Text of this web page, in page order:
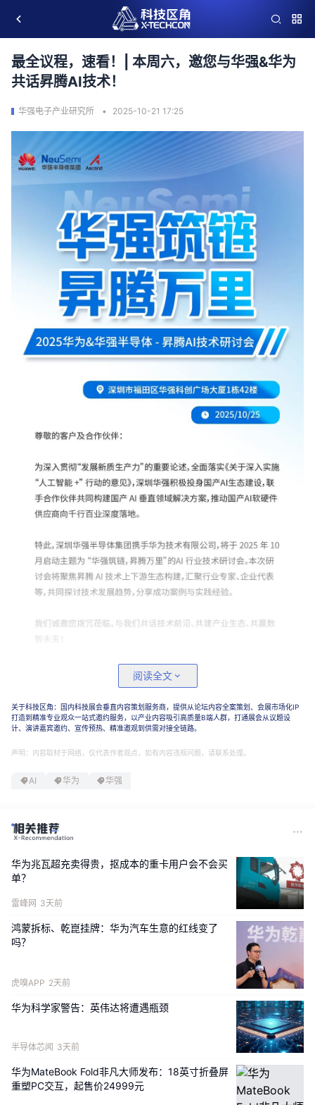
最全议程，速看！| 本周六，邀您与华强&华为
共话昇腾AI技术！
华强电子产业研究所 2025-10-21 17:25
阅读全文
关于科技区角：国内科技展会垂直内容策划服务商，提供从论坛内容全案策划、会展市场化IP
打造到精准专业观众一站式邀约服务，以产业内容吸引高质量B端人群，打通展会从议题设
计、演讲嘉宾邀约、宣传预热、精准邀观到供需对接全链路。
声明：内容取材于网络，仅代表作者观点，如有内容违规问题，请联系处理。
AI 华为 华强
华为兆瓦超充卖得贵，抠成本的重卡用户会不会买
单？
雷峰网 3天前
鸿蒙拆标、乾崑挂牌：华为汽车生意的红线变了
吗？
虎嗅APP 2天前
华为科学家警告：英伟达将遭遇瓶颈
半导体芯闻 3天前
华为MateBook Fold非凡大师发布：18英寸折叠屏
重塑PC交互，起售价24999元